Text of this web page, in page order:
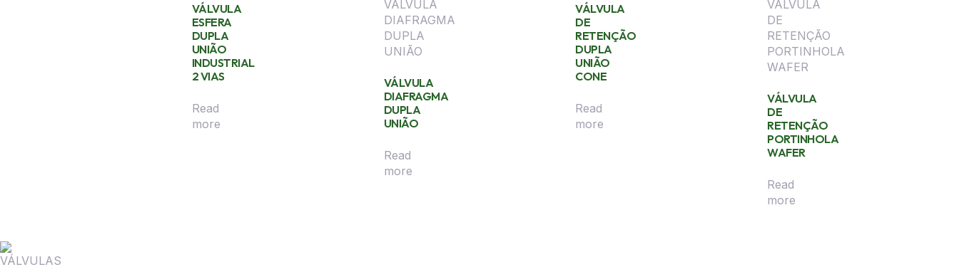
VÁLVULA
ESFERA
DUPLA
UNIÃO
INDUSTRIAL
2 VIAS
Read
more
VÁLVULA
DIAFRAGMA
DUPLA
UNIÃO
Read
more
VÁLVULA
DE
RETENÇÃO
DUPLA
UNIÃO
CONE
Read
more
VÁLVULA
DE
RETENÇÃO
PORTINHOLA
WAFER
Read
more